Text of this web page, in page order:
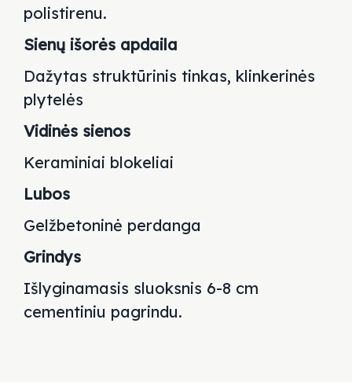
polistirenu.
Sienų išorės apdaila
Dažytas struktūrinis tinkas, klinkerinės
plytelės
Vidinės sienos
Keraminiai blokeliai
Lubos
Gelžbetoninė perdanga
Grindys
Išlyginamasis sluoksnis 6-8 cm
cementiniu pagrindu.